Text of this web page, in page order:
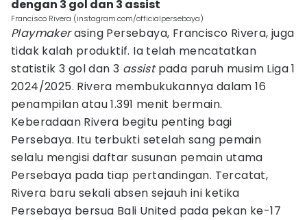
dengan 3 gol dan 3 assist
Francisco Rivera (instagram.com/officialpersebaya)
Playmakerasing Persebaya, Francisco Rivera, juga
tidak kalah produktif. Ia telah mencatatkan
statistik 3 gol dan 3 assistpada paruh musim Liga 1
2024/2025. Rivera membukukannya dalam 16
penampilan atau 1.391 menit bermain.
Keberadaan Rivera begitu penting bagi
Persebaya. Itu terbukti setelah sang pemain
selalu mengisi daftar susunan pemain utama
Persebaya pada tiap pertandingan. Tercatat,
Rivera baru sekali absen sejauh ini ketika
Persebaya bersua Bali United pada pekan ke-17